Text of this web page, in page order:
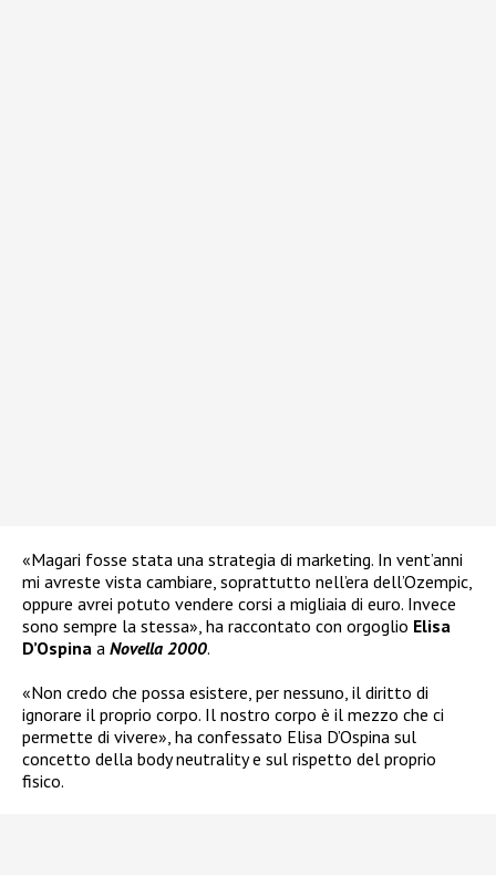
«Magari fosse stata una strategia di marketing. In vent’anni
mi avreste vista cambiare, soprattutto nell’era dell’Ozempic,
oppure avrei potuto vendere corsi a migliaia di euro. Invece
sono sempre la stessa», ha raccontato con orgoglio Elisa
D’Ospina a Novella 2000.
«Non credo che possa esistere, per nessuno, il diritto di
ignorare il proprio corpo. Il nostro corpo è il mezzo che ci
permette di vivere», ha confessato Elisa D’Ospina sul
concetto della body neutrality e sul rispetto del proprio
fisico.